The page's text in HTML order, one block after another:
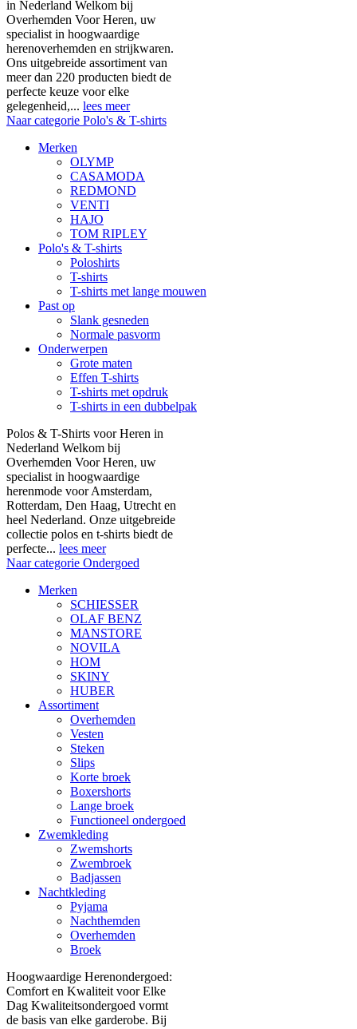
in Nederland Welkom bij
Overhemden Voor Heren, uw
specialist in hoogwaardige
herenoverhemden en strijkwaren.
Ons uitgebreide assortiment van
meer dan 220 producten biedt de
perfecte keuze voor elke
gelegenheid,... lees meer
Naar categorie Polo's & T-shirts
Merken
OLYMP
CASAMODA
REDMOND
VENTI
HAJO
TOM RIPLEY
Polo's & T-shirts
Poloshirts
T-shirts
T-shirts met lange mouwen
Past op
Slank gesneden
Normale pasvorm
Onderwerpen
Grote maten
Effen T-shirts
T-shirts met opdruk
T-shirts in een dubbelpak
Polos & T-Shirts voor Heren in
Nederland Welkom bij
Overhemden Voor Heren, uw
specialist in hoogwaardige
herenmode voor Amsterdam,
Rotterdam, Den Haag, Utrecht en
heel Nederland. Onze uitgebreide
collectie polos en t-shirts biedt de
perfecte... lees meer
Naar categorie Ondergoed
Merken
SCHIESSER
OLAF BENZ
MANSTORE
NOVILA
HOM
SKINY
HUBER
Assortiment
Overhemden
Vesten
Steken
Slips
Korte broek
Boxershorts
Lange broek
Functioneel ondergoed
Zwemkleding
Zwemshorts
Zwembroek
Badjassen
Nachtkleding
Pyjama
Nachthemden
Overhemden
Broek
Hoogwaardige Herenondergoed:
Comfort en Kwaliteit voor Elke
Dag Kwaliteitsondergoed vormt
de basis van elke garderobe. Bij